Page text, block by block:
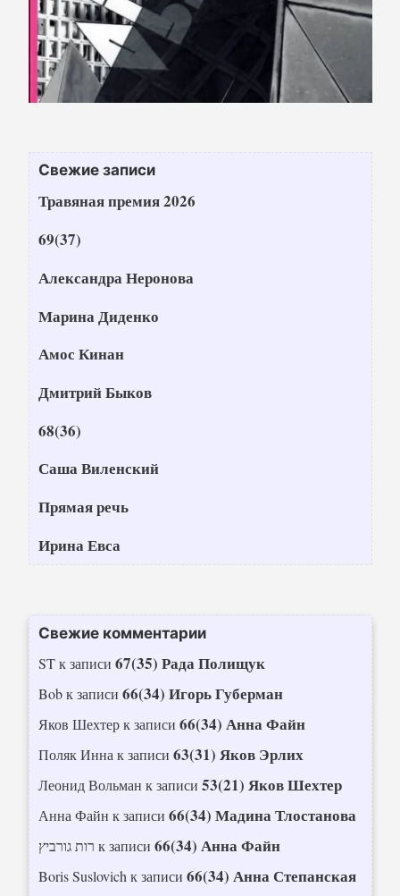
Свежие записи
Травяная премия 2026
69(37)
Александра Неронова
Марина Диденко
Амос Кинан
Дмитрий Быков
68(36)
Саша Виленский
Прямая речь
Ирина Евса
Свежие комментарии
STк записи 67(35) Рада Полищук
Bobк записи 66(34) Игорь Губерман
Яков Шехтерк записи 66(34) Анна Файн
Поляк Инна к записи 63(31) Яков Эрлих
Леонид Вольман к записи 53(21) Яков Шехтер
Анна Файн к записи 66(34) Мадина Тлостанова
רות גורביץ к записи 66(34) Анна Файн
Boris Suslovich к записи 66(34) Анна Степанская